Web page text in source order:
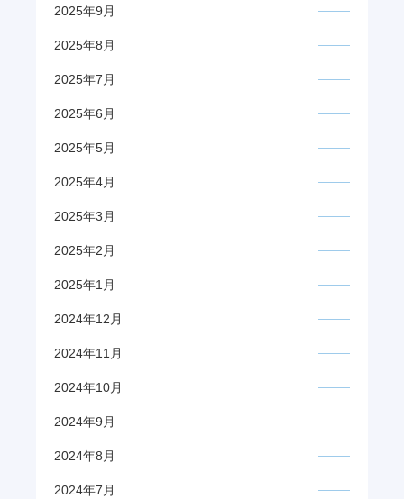
2025年9月
2025年8月
2025年7月
2025年6月
2025年5月
2025年4月
2025年3月
2025年2月
2025年1月
2024年12月
2024年11月
2024年10月
2024年9月
2024年8月
2024年7月